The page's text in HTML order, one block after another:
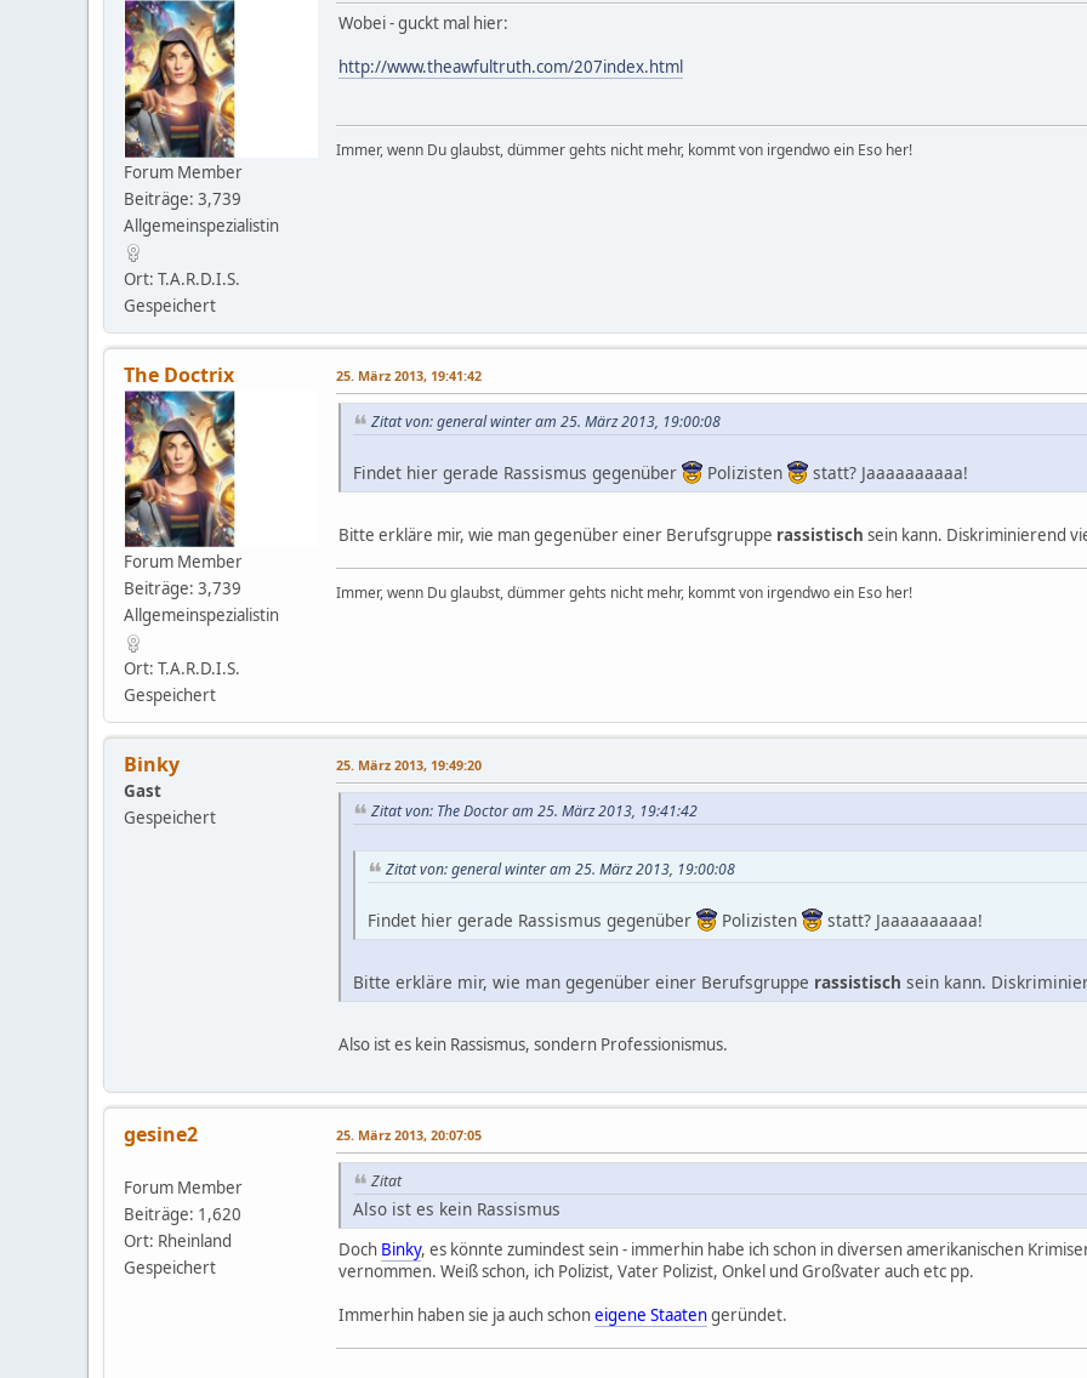
Forum Member
Beiträge: 3,739
Allgemeinspezialistin
Ort: T.A.R.D.I.S.
Gespeichert
Wobei - guckt mal hier:
http://www.theawfultruth.com/207index.html
Immer, wenn Du glaubst, dümmer gehts nicht mehr, kommt von irgendwo ein Eso her!
The Doctrix
Forum Member
Beiträge: 3,739
Allgemeinspezialistin
Ort: T.A.R.D.I.S.
Gespeichert
25. März 2013, 19:41:42
Zitat von: general winter am 25. März 2013, 19:00:08
Findet hier gerade Rassismus gegenüber Polizisten statt? Jaaaaaaaaaa!
Bitte erkläre mir, wie man gegenüber einer Berufsgruppe rassistisch sein kann. Diskriminierend
Immer, wenn Du glaubst, dümmer gehts nicht mehr, kommt von irgendwo ein Eso her!
Binky
Gast
Gespeichert
25. März 2013, 19:49:20
Zitat von: The Doctor am 25. März 2013, 19:41:42
Zitat von: general winter am 25. März 2013, 19:00:08
Findet hier gerade Rassismus gegenüber Polizisten statt? Jaaaaaaaaaa!
Bitte erkläre mir, wie man gegenüber einer Berufsgruppe rassistisch sein kann.
Also ist es kein Rassismus, sondern Professionismus.
gesine2
Forum Member
Beiträge: 1,620
Ort: Rheinland
Gespeichert
25. März 2013, 20:07:05
Zitat
Also ist es kein Rassismus
Doch Binky, es könnte zumindest sein - immerhin habe ich schon in diversen amerikanischen
vernommen. Weiß schon, ich Polizist, Vater Polizist, Onkel und Großvater auch etc pp.
Immerhin haben sie ja auch schoneigene Staatengeründet.